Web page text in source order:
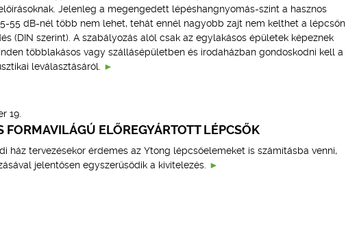
Jelenleg a megengedett lépéshangnyomás-szint a hasznos
55 dB-nél több nem lehet, tehát ennél nagyobb zajt nem kelthet a lépcsőn
(DIN szerint). A szabályozás alól csak az egylakásos épületek képeznek
többlakásos vagy szállásépületben és irodaházban gondoskodni kell a
leválasztásáról.
19.
FORMAVILÁGÚ ELŐREGYÁRTOTT LÉPCSŐK
ház tervezésekor érdemes az Ytong lépcsőelemeket is számításba venni,
jelentősen egyszerűsödik a kivitelezés.